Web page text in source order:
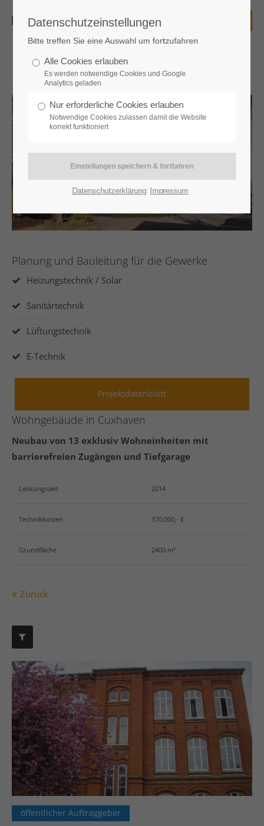
Login
Passwort
Register|Lost your password?
Lorem ipsum dolor sit amet:
24h
We offer support for our customers
Get in touch
Cybersteel Inc.
376-293 City Road, Suite 600
+44 1234 567 890
Drop us a line
Planung und Bauleitung für die Gewerke
Heizungstechnik / Solar
Sanitärtechnik
Lüftungstechnik
E-Technik
Projektdatenblatt
Wohngebäude in Cuxhaven
Neubau von 13 exklusiv Wohneinheiten mit
barrierefreien Zugängen und Tiefgarage
Leistungszeit 2014
Technikkosten 370.000,- €
Grundfläche 2400 m²
Zurück
öffentlicher Auftraggeber
Datenschutzeinstellungen
Bitte treffen Sie eine Auswahl um fortzufahren
Alle Cookies erlauben
Es werden notwendige Cookies und Google
Analytics geladen
Nur erforderliche Cookies erlauben
Notwendige Cookies zulassen damit die Website
korrekt funktioniert
Datenschutzerklärung Impressum